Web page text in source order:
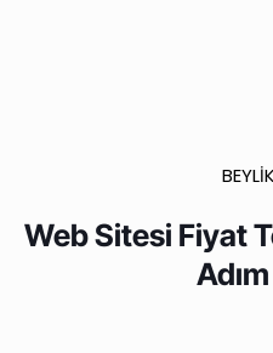
Web Sitesi Fiyat